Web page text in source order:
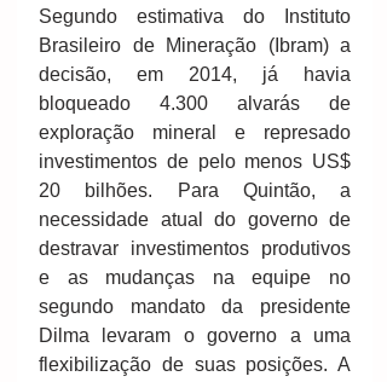
Segundo estimativa do Instituto
Brasileiro de Mineração (Ibram) a
decisão, em 2014, já havia
bloqueado 4.300 alvarás de
exploração mineral e represado
investimentos de pelo menos US$
20 bilhões. Para Quintão, a
necessidade atual do governo de
destravar investimentos produtivos
e as mudanças na equipe no
segundo mandato da presidente
Dilma levaram o governo a uma
flexibilização de suas posições. A